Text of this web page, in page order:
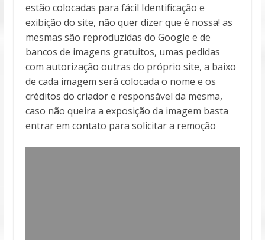
estão colocadas para fácil Identificação e
exibição do site, não quer dizer que é nossa! as
mesmas são reproduzidas do Google e de
bancos de imagens gratuitos, umas pedidas
com autorização outras do próprio site, a baixo
de cada imagem será colocada o nome e os
créditos do criador e responsável da mesma,
caso não queira a exposição da imagem basta
entrar em contato para solicitar a remoção